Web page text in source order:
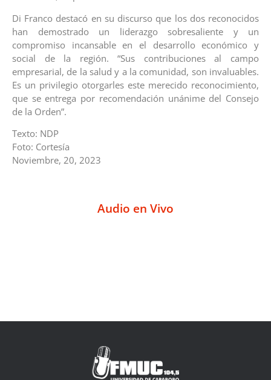
Di Franco destacó en su discurso que los dos reconocidos
han demostrado un liderazgo sobresaliente y un
compromiso incansable en el desarrollo económico y
social de la región. “Sus contribuciones al campo
empresarial, de la salud y a la comunidad, son invaluables.
Es un privilegio otorgarles este merecido reconocimiento,
que se entrega por recomendación unánime del Consejo
de la Orden”.
Texto: NDP
Foto: Cortesía
Noviembre, 20, 2023
Audio en Vivo